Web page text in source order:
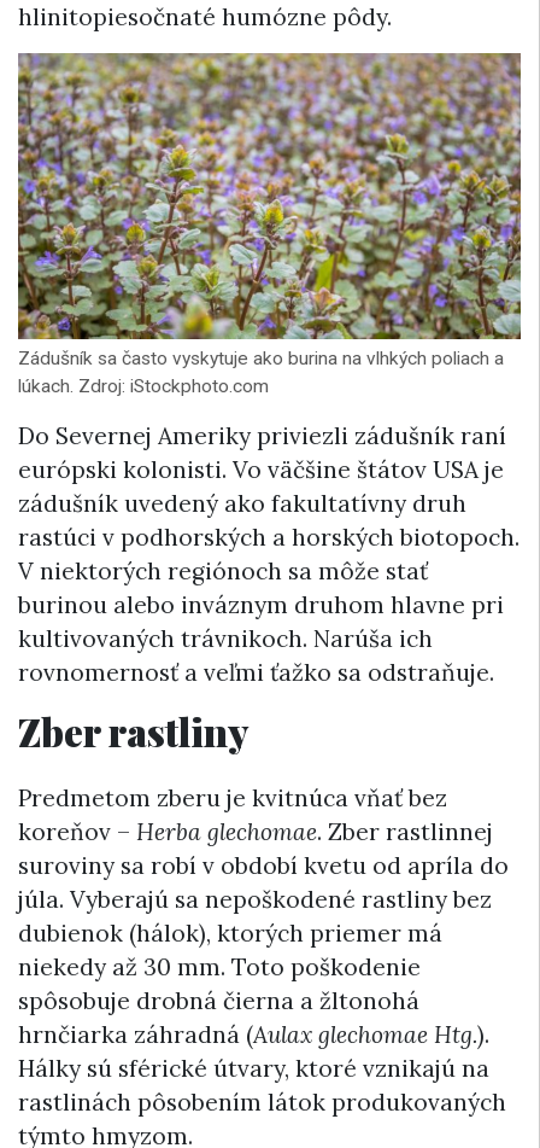
hlinitopiesočnaté humózne pôdy.
Zádušník sa často vyskytuje ako burina na vlhkých poliach a
lúkach. Zdroj: iStockphoto.com
Do Severnej Ameriky priviezli zádušník raní
európski kolonisti. Vo väčšine štátov USA je
zádušník uvedený ako fakultatívny druh
rastúci v podhorských a horských biotopoch.
V niektorých regiónoch sa môže stať
burinou alebo inváznym druhom hlavne pri
kultivovaných trávnikoch. Narúša ich
rovnomernosť a veľmi ťažko sa odstraňuje.
Zber rastliny
Predmetom zberu je kvitnúca vňať bez
koreňov – Herba glechomae. Zber rastlinnej
suroviny sa robí v období kvetu od apríla do
júla. Vyberajú sa nepoškodené rastliny bez
dubienok (hálok), ktorých priemer má
niekedy až 30 mm. Toto poškodenie
spôsobuje drobná čierna a žltonohá
hrnčiarka záhradná (Aulax glechomae Htg.).
Hálky sú sférické útvary, ktoré vznikajú na
rastlinách pôsobením látok produkovaných
týmto hmyzom.